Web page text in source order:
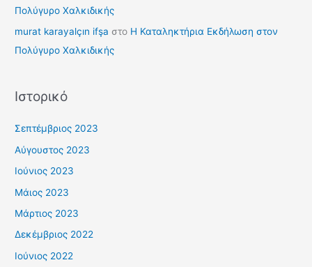
Πολύγυρο Χαλκιδικής
murat karayalçın ifşa στο Η Καταληκτήρια Εκδήλωση στον
Πολύγυρο Χαλκιδικής
Ιστορικό
Σεπτέμβριος 2023
Αύγουστος 2023
Ιούνιος 2023
Μάιος 2023
Μάρτιος 2023
Δεκέμβριος 2022
Ιούνιος 2022